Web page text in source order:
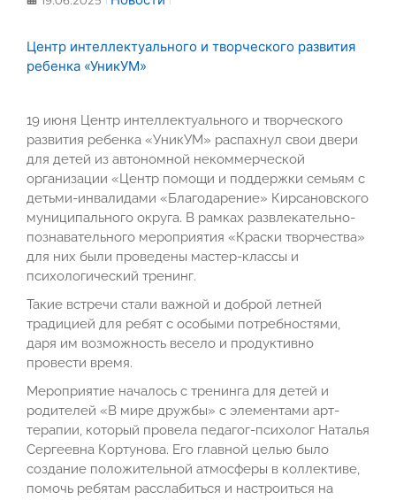
Центр интеллектуального и творческого развития
ребенка «УникУМ»
19 июня Центр интеллектуального и творческого
развития ребенка «УникУМ» распахнул свои двери
для детей из автономной некоммерческой
организации «Центр помощи и поддержки семьям с
детьми-инвалидами «Благодарение» Кирсановского
муниципального округа. В рамках развлекательно-
познавательного мероприятия «Краски творчества»
для них были проведены мастер-классы и
психологический тренинг.
Такие встречи стали важной и доброй летней
традицией для ребят с особыми потребностями,
даря им возможность весело и продуктивно
провести время.
Мероприятие началось с тренинга для детей и
родителей «В мире дружбы» с элементами арт-
терапии, который провела педагог-психолог Наталья
Сергеевна Кортунова. Его главной целью было
создание положительной атмосферы в коллективе,
помочь ребятам расслабиться и настроиться на